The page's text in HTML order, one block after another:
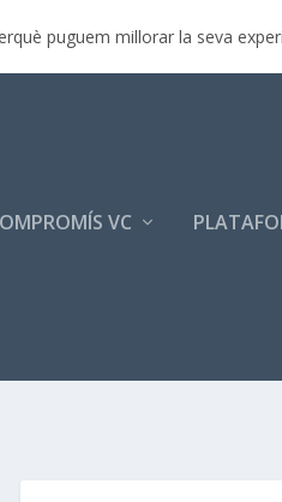
p...
VC
puguem millorar la seva